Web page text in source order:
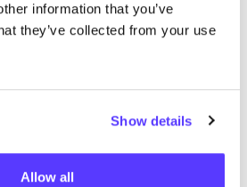
information that you’ve
they’ve collected from your use
Show details
Allow all
correspondant à vos critères
de recherche
les magasins